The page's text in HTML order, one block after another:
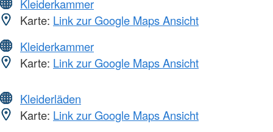
Kleiderkammer
Karte: Link zur Google Maps Ansicht
Kleiderkammer
Karte: Link zur Google Maps Ansicht
Kleiderläden
Karte: Link zur Google Maps Ansicht